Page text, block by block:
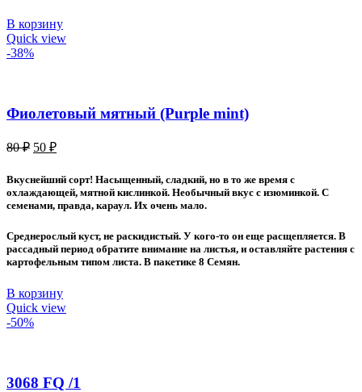
В корзину
Quick view
-38%
Фиолетовый мятный (Purple mint)
80₽ Первоначальная
составляла
80 ₽.
50 ₽Текущая
50 ₽.
Вкуснейший сорт! Насыщенный, сладкий, но в то же время с
охлаждающей, мятной кислинкой. Необычный вкус с изюминкой. С
семенами, правда, караул. Их очень мало.
Среднерослый куст, не раскидистый. У кого-то он еще расщепляется. В
рассадный период обратите внимание на листья, и оставляйте растения с
картофельным типом листа. В пакетике 8 Семян.
В корзину
Quick view
-50%
3068 FQ /1